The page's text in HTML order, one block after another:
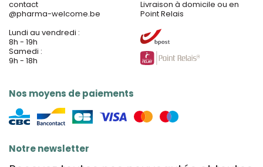
contact
@pharma-welcome.be
Lundi au vendredi :
8h - 19h
Samedi :
9h - 18h
Nos moyens de paiements
Livraison à domicile ou en
Point Relais
Notre newsletter